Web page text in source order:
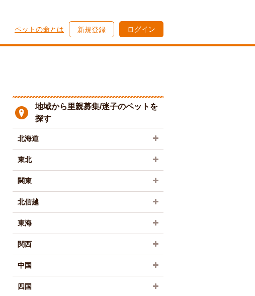
ペットの命とは 新規登録 ログイン
地域から里親募集/迷子のペットを
探す
北海道
東北
関東
北信越
東海
関西
中国
四国